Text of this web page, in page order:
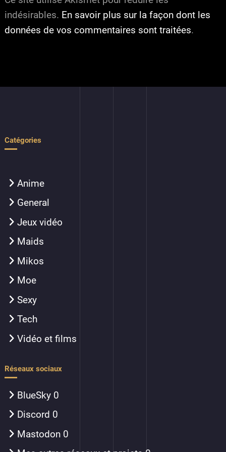
indésirables. En savoir plus sur la façon dont les
données de vos commentaires sont traitées.
Catégories
Anime
General
Jeux vidéo
Maids
Mikos
Moe
Sexy
Tech
Vidéo et films
Réseaux sociaux
BlueSky 0
Discord 0
Mastodon 0